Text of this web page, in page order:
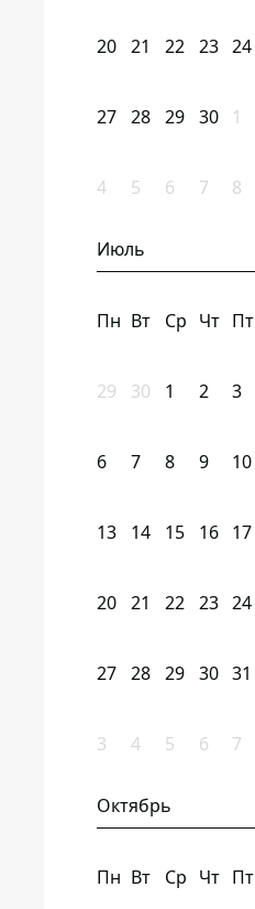
20 21 22 23 24
27 28 29 30 1
4 5 6 7 8
Июль
Пн Вт Ср Чт Пт
29 30 1 2 3
6 7 8 9 10
13 14 15 16 17
20 21 22 23 24
27 28 29 30 31
3 4 5 6 7
Октябрь
Пн Вт Ср Чт Пт